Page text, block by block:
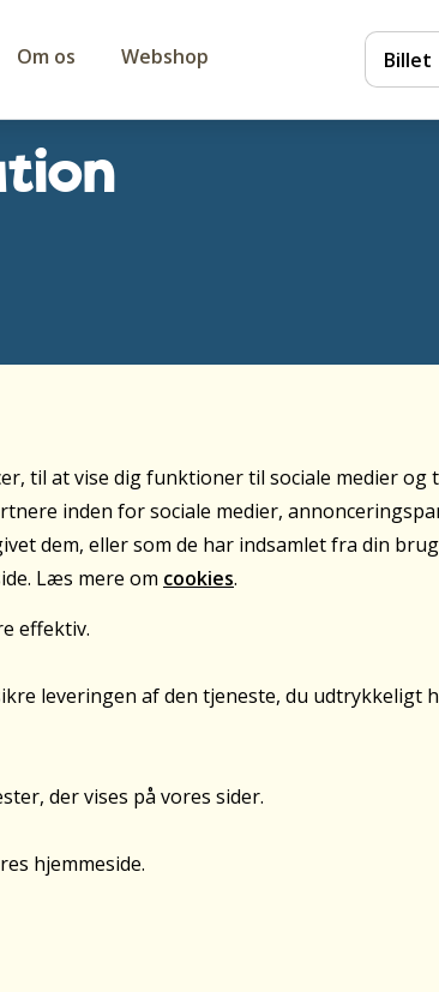
Om os Webshop Billet
til at vise dig funktioner til sociale medier og
inden for sociale medier,
dem, eller som de har indsamlet fra din
Læs mere om cookies.
effektiv.
leveringen af den tjeneste, du udtrykkeligt
der vises på vores sider.
hjemmeside.